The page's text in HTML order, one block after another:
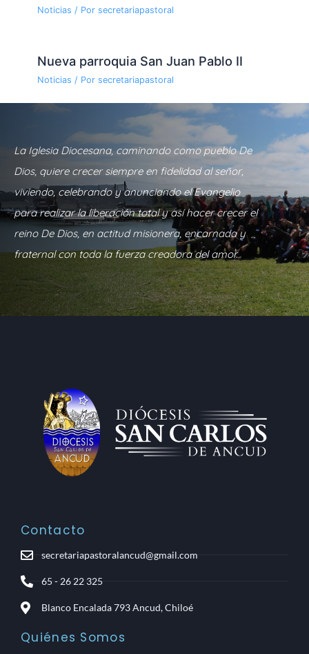
Noticias / Por secretariapastoral
Nueva parroquia San Juan Pablo II
Noticias / Por secretariapastoral
La Iglesia Diocesana, caminando como pueblo De
Dios, quiere crecer siempre en fidelidad al señor,
viviendo, celebrando y anunciando el Evangelio
para realizar la liberación total y así hacer crecer el
reino De Dios, en actitud misionera, encarnada y
fraternal con toda la fuerza creadora del amor.
Contacto
secretariapastoralancud@gmail.com
65 - 26 22 325
Blanco Encalada 793 Ancud, Chiloé
Quiénes Somos